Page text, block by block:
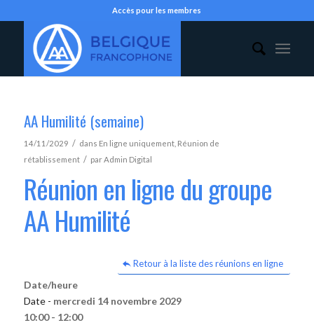
Accès pour les membres
AA Humilité (semaine)
14/11/2029 / dans En ligne uniquement, Réunion de
rétablissement / parAdmin Digital
Réunion en ligne du groupe
AA Humilité
Retour à la liste des réunions en ligne
Date/heure
Date - mercredi 14 novembre 2029
10:00 - 12:00